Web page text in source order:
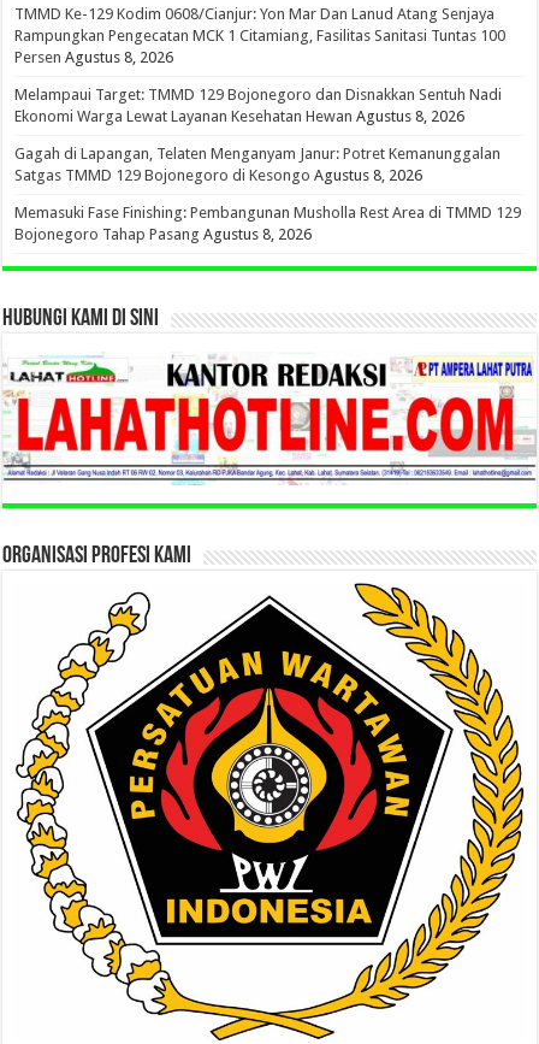
TMMD Ke-129 Kodim 0608/Cianjur: Yon Mar Dan Lanud Atang Senjaya
Rampungkan Pengecatan MCK 1 Citamiang, Fasilitas Sanitasi Tuntas 100
Persen Agustus 8, 2026
Melampaui Target: TMMD 129 Bojonegoro dan Disnakkan Sentuh Nadi
Ekonomi Warga Lewat Layanan Kesehatan Hewan Agustus 8, 2026
Gagah di Lapangan, Telaten Menganyam Janur: Potret Kemanunggalan
Satgas TMMD 129 Bojonegoro di Kesongo Agustus 8, 2026
Memasuki Fase Finishing: Pembangunan Musholla Rest Area di TMMD 129
Bojonegoro Tahap Pasang Agustus 8, 2026
HUBUNGI KAMI DI SINI
ORGANISASI PROFESI KAMI